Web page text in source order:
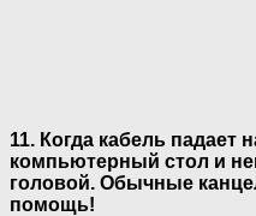
11. Когда кабель падает
компьютерный стол и
головой. Обычные
помощь!